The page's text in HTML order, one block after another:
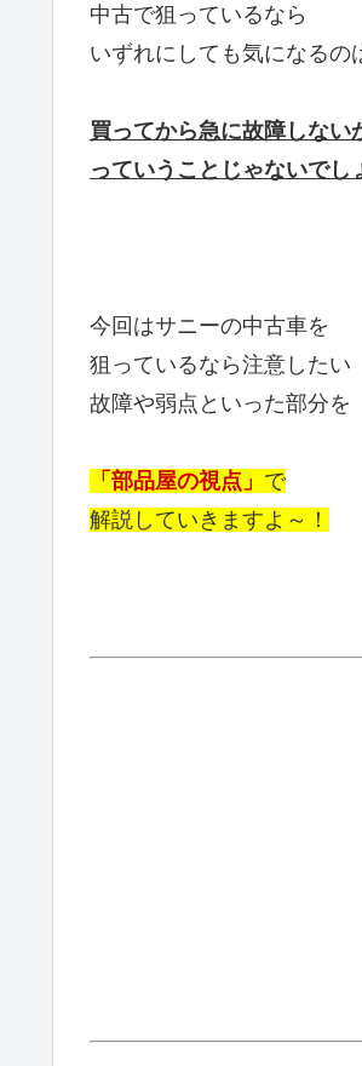
中古で狙っているなら
いずれにしても気になるの
買ってから急に故障しない
っていうことじゃないでし
今回はサニーの中古車を
狙っているなら注意したい
故障や弱点といった部分を
「部品屋の視点」 で
解説していきますよ～！